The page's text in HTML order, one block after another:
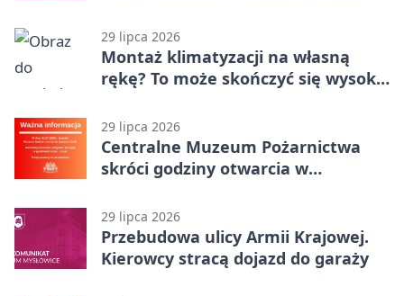
29 lipca 2026
Montaż klimatyzacji na własną
rękę? To może skończyć się wysoką
29 lipca 2026
Centralne Muzeum Pożarnictwa
skróci godziny otwarcia w
29 lipca 2026
Przebudowa ulicy Armii Krajowej.
Kierowcy stracą dojazd do garaży